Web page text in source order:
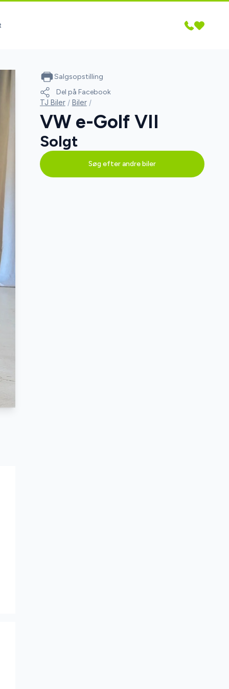
Salgsopstilling
Del på Facebook
TJ Biler / Biler /
VW e-Golf VII
Solgt
Søg efter andre biler